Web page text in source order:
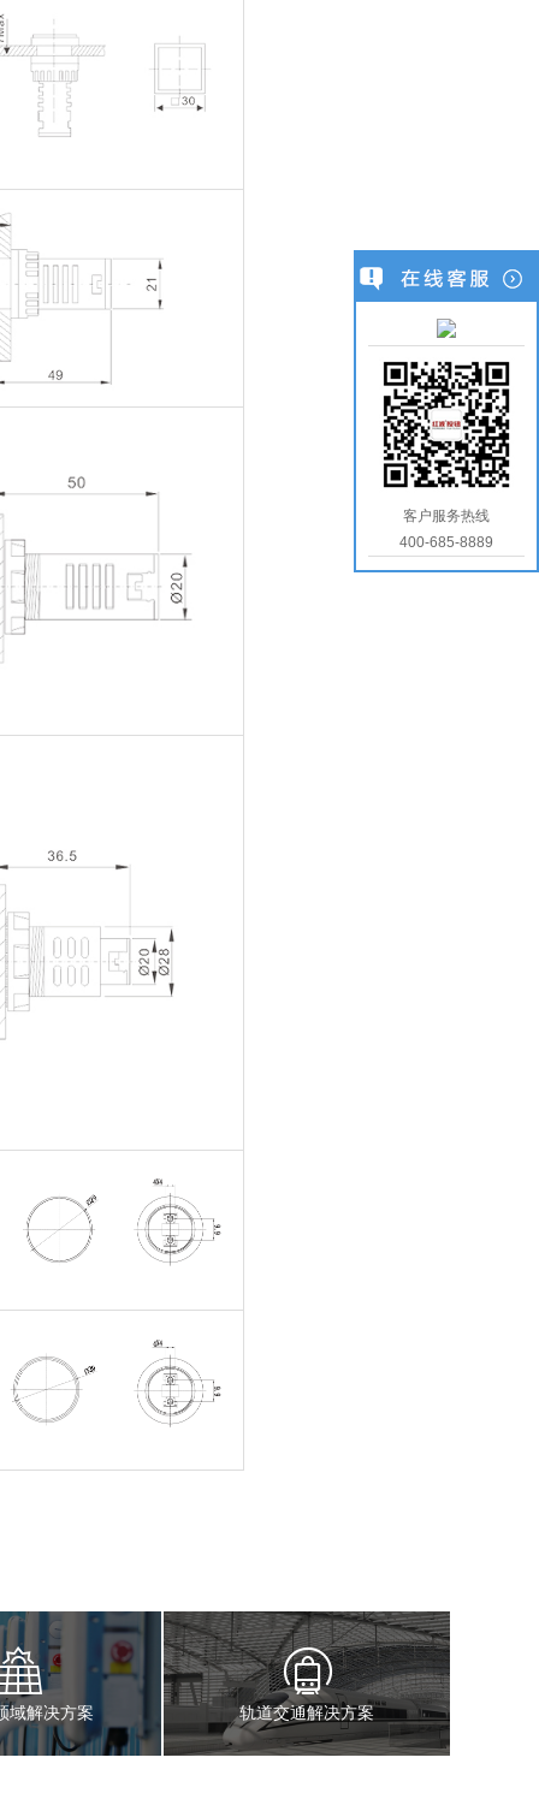
域解决方案 轨道交通解决方案
客户服务热线
400-685-8889